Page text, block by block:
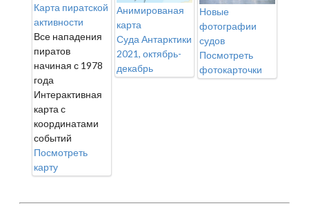
Карта пиратской
активности
Все нападения
пиратов
начиная с 1978
года
Интерактивная
карта с
координатами
событий
Посмотреть
карту
Анимированая
карта
Суда Антарктики
2021, октябрь-
декабрь
Новые
фотографии
судов
Посмотреть
фотокарточки